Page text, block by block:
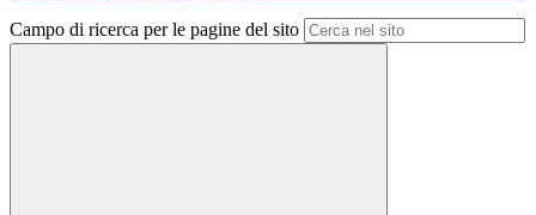
Campo di ricerca per le pagine del sito